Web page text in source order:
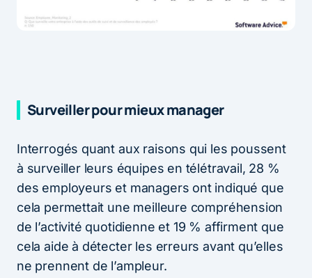
Surveiller pour mieux manager
Interrogés quant aux raisons qui les poussent
à surveiller leurs équipes en télétravail, 28 %
des employeurs et managers ont indiqué que
cela permettait une meilleure compréhension
de l’activité quotidienne et 19 % affirment que
cela aide à détecter les erreurs avant qu’elles
ne prennent de l’ampleur.